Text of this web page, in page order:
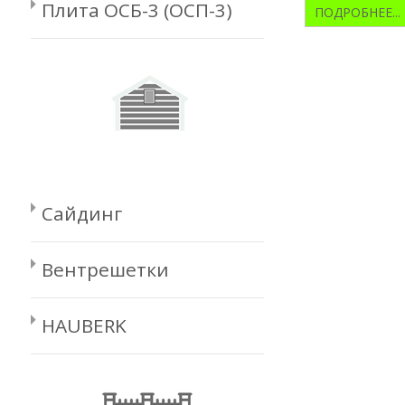
ПОДРОБНЕЕ...
Плита ОСБ-3 (ОСП-3)
Сайдинг
Вентрешетки
HAUBERK